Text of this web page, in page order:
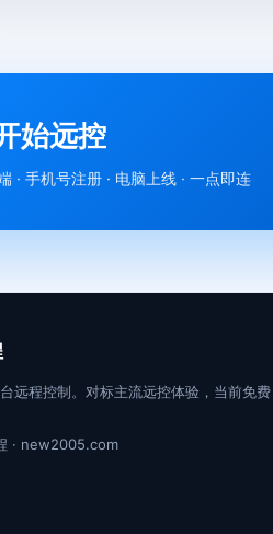
始远控
· 手机号注册 · 电脑上线 · 一点即连
远程控制。对标主流远控体验，当前免费
· new2005.com